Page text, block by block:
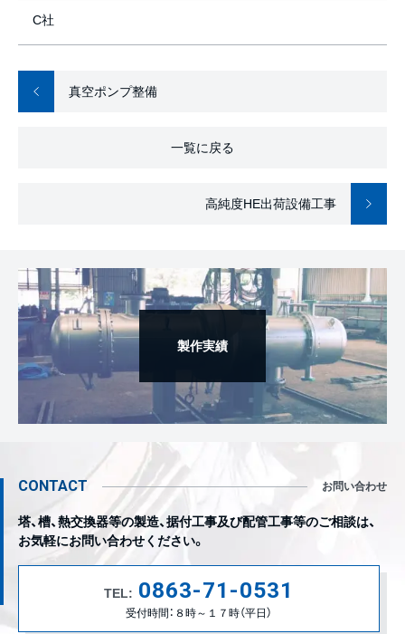
C社
真空ポンプ整備
一覧に戻る
高純度HE出荷設備工事
製作実績
CONTACT お問い合わせ
塔、槽、熱交換器等の製造、据付工事及び配管工事等のご相談は、
お気軽にお問い合わせください。
TEL: 0863-71-0531
受付時間：８時～１７時（平日）